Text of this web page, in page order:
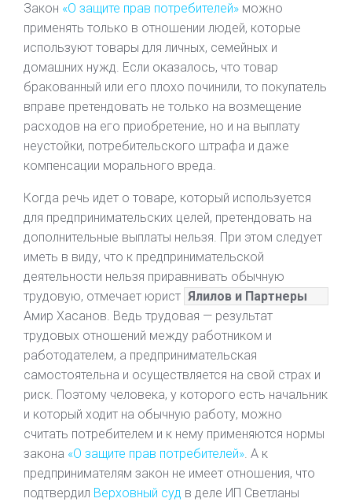
Закон «О защите прав потребителей» можно
применять только в отношении людей, которые
используют товары для личных, семейных и
домашних нужд. Если оказалось, что товар
бракованный или его плохо починили, то покупатель
вправе претендовать не только на возмещение
расходов на его приобретение, но и на выплату
неустойки, потребительского штрафа и даже
компенсации морального вреда.
Когда речь идет о товаре, который используется
для предпринимательских целей, претендовать на
дополнительные выплаты нельзя. При этом следует
иметь в виду, что к предпринимательской
деятельности нельзя приравнивать обычную
трудовую, отмечает юрист Ялилов и Партнеры
Амир Хасанов. Ведь трудовая — результат
трудовых отношений между работником и
работодателем, а предпринимательская
самостоятельна и осуществляется на свой страх и
риск. Поэтому человека, у которого есть начальник
и который ходит на обычную работу, можно
считать потребителем и к нему применяются нормы
закона «О защите прав потребителей». А к
предпринимателям закон не имеет отношения, что
подтвердил Верховный суд в деле ИП Светланы